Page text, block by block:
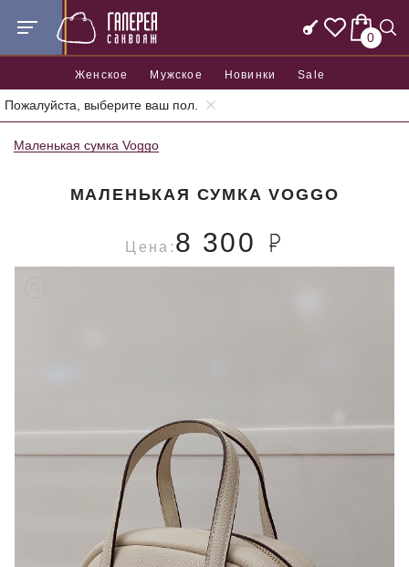
0
Женское Мужское Новинки Sale
Пожалуйста, выберите ваш пол.
Главная Женские сумки Женские маленькие сумки
Маленькая сумка Voggo
МАЛЕНЬКАЯ СУМКА VOGGO
Цена: 8 300